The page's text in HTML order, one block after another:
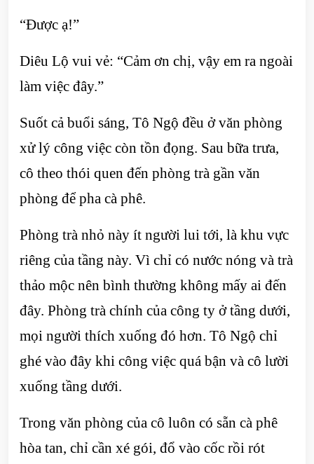
“Được ạ!”
Diêu Lộ vui vẻ: “Cảm ơn chị, vậy em ra ngoài
làm việc đây.”
Suốt cả buổi sáng, Tô Ngộ đều ở văn phòng
xử lý công việc còn tồn đọng. Sau bữa trưa,
cô theo thói quen đến phòng trà gần văn
phòng để pha cà phê.
Phòng trà nhỏ này ít người lui tới, là khu vực
riêng của tầng này. Vì chỉ có nước nóng và trà
thảo mộc nên bình thường không mấy ai đến
đây. Phòng trà chính của công ty ở tầng dưới,
mọi người thích xuống đó hơn. Tô Ngộ chỉ
ghé vào đây khi công việc quá bận và cô lười
xuống tầng dưới.
Trong văn phòng của cô luôn có sẵn cà phê
hòa tan, chỉ cần xé gói, đổ vào cốc rồi rót